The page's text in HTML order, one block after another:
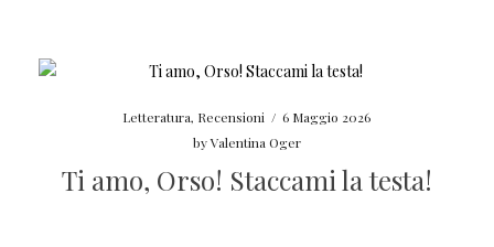
Letteratura, Recensioni / 6 Maggio 2026
byValentina Oger
Ti amo, Orso! Staccami la testa!